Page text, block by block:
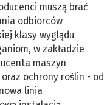
muszą brać
odbiorców
klasy wyglądu
w zakładzie
maszyn
ochrony roślin - od
linia